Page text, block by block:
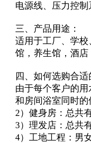
电源线、压力控
三、产品用途：
适用于工厂、学
馆， 养生馆，酒
四、如何选购合
由于每个客户的
和房间浴室同时的
2）健身房：总共
3）理发店：总共
4）工地工程：男